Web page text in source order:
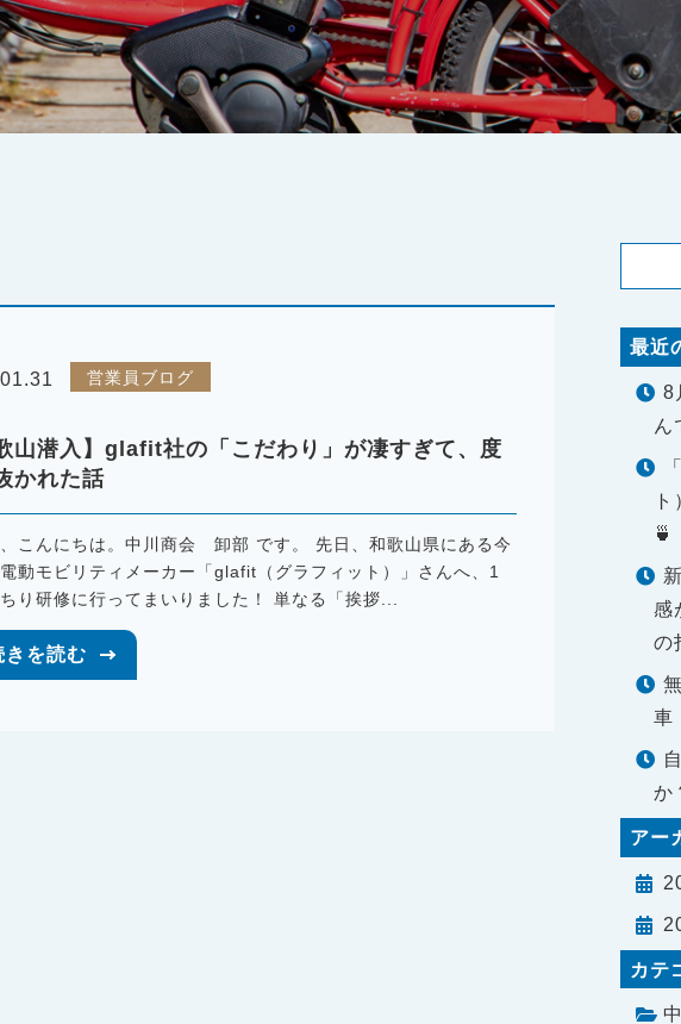
営業員ブログ
山潜入】glafit社の「こだわり」が凄すぎて、度
かれた話
こんにちは。中川商会 卸部 です。 先日、和歌山県にある今
動モビリティメーカー「glafit（グラフィット）」さんへ、1
り研修に行ってまいりました！ 単なる「挨拶...
きを読む
最近
8
ん
🍵
感
の
車
か
アー
カテ